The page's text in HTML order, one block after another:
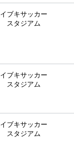
イブキサッカー
スタジアム
イブキサッカー
スタジアム
イブキサッカー
スタジアム